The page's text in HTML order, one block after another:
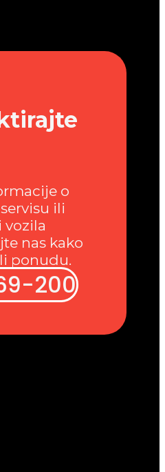
o
ili
vozila
nas kako
ponudu.
200